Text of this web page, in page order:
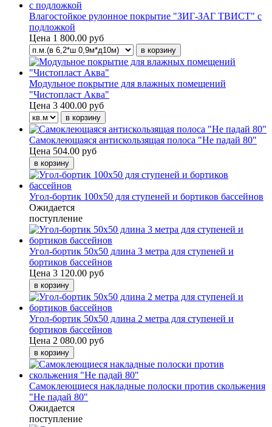
Влагостойкое рулонное покрытие "ЗИГ-ЗАГ ТВИСТ" с
подложкой
Цена 1 800.00 руб
Модульное покрытие для влажных помещений
"Чистопласт Аква"
Цена 3 400.00 руб
Самоклеющаяся антискользящая полоса "Не падай 80"
Цена 504.00 руб
Угол-бортик 100x50 для ступеней и бортиков бассейнов
Ожидается
поступление
Угол-бортик 50x50 длина 3 метра для ступеней и
бортиков бассейнов
Цена 3 120.00 руб
Угол-бортик 50x50 длина 2 метра для ступеней и
бортиков бассейнов
Цена 2 080.00 руб
Самоклеющиеся накладные полоски против скольжения
"Не падай 80"
Ожидается
поступление